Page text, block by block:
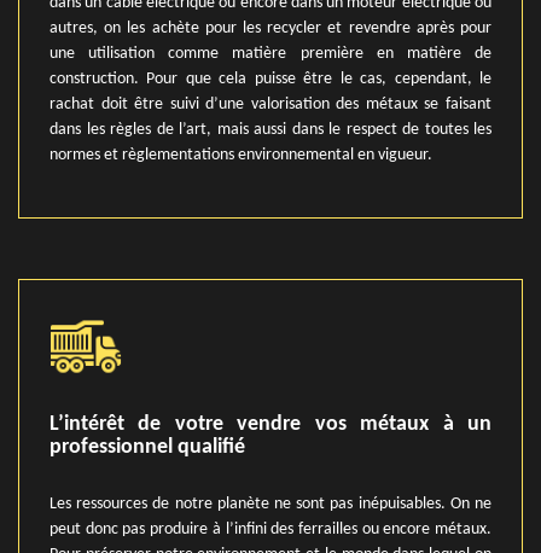
autres, on les achète pour les recycler et revendre après pour
une utilisation comme matière première en matière de
construction. Pour que cela puisse être le cas, cependant, le
rachat doit être suivi d’une valorisation des métaux se faisant
dans les règles de l’art, mais aussi dans le respect de toutes les
normes et règlementations environnemental en vigueur.
L’intérêt de votre vendre vos métaux à un
professionnel qualifié
Les ressources de notre planète ne sont pas inépuisables. On ne
peut donc pas produire à l’infini des ferrailles ou encore métaux.